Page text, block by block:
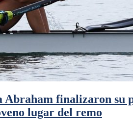
Abraham finalizaron su
lugar del remo